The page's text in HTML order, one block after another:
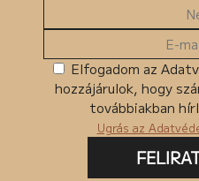
Elfogadom az
hozzájárulok, hogy
továbbiakban
Ugrás az